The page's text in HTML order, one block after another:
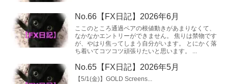
No.66【FX日記】2026年6月
ここのところ通過ペアの根値動きがあまりなくて、
なかなかエントリーができません。 焦りは禁物です
が、やはり焦ってしまう自分がいます。 とにかく落
ち着いてコツコツ頑張りたいと思います。 ...
No.65【FX日記】2026年5月
【5/1(金)】GOLD Screens...